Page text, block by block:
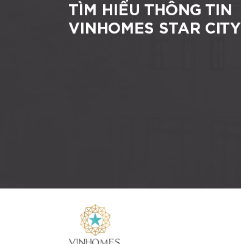
TÌM HIỂU THÔNG TIN
VINHOMES STAR CITY